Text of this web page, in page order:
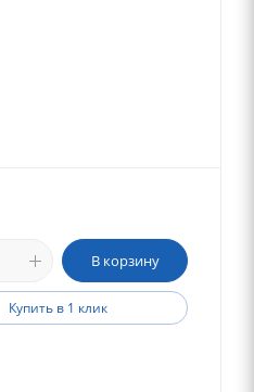
В корзину
Купить в 1 клик